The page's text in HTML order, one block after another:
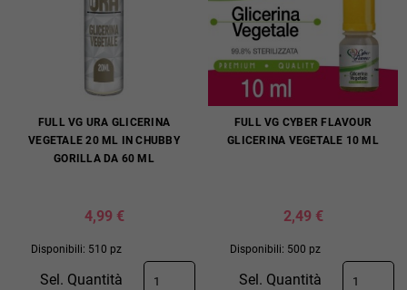
FULL VG URA GLICERINA
VEGETALE 20 ML IN CHUBBY
GORILLA DA 60 ML
4,99 €
Disponibili: 510 pz
Sel. Quantità
FULL VG CYBER FLAVOUR
GLICERINA VEGETALE 10 ML
2,49 €
Disponibili: 500 pz
Sel. Quantità